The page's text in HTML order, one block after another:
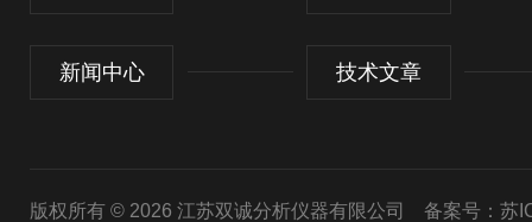
新闻中心 技术文章
版权所有 © 2026 江苏双诚分析仪器有限公司 备案号：苏